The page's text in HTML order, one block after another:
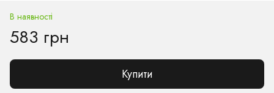
В наявності
583 грн
Купити